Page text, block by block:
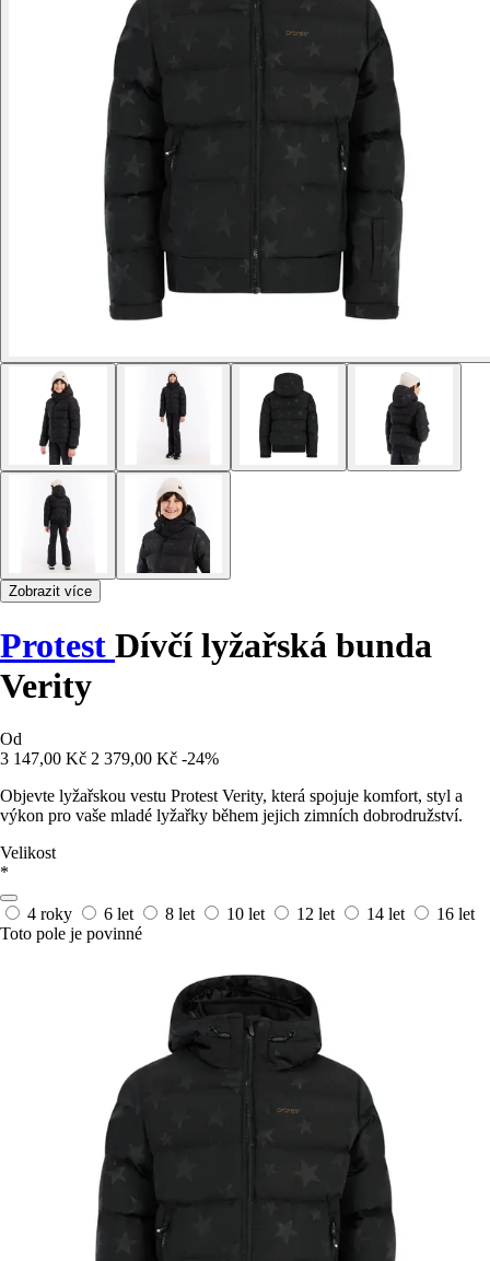
Zobrazit více
Protest Dívčí lyžařská bunda
Verity
Od
3 147,00 Kč 2 379,00 Kč -24%
Objevte lyžařskou vestu Protest Verity, která spojuje komfort, styl a
výkon pro vaše mladé lyžařky během jejich zimních dobrodružství.
Velikost
*
4 roky 6 let 8 let 10 let 12 let 14 let
16 let
Toto pole je povinné